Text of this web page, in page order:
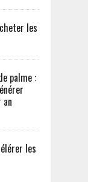
les
palme :
les